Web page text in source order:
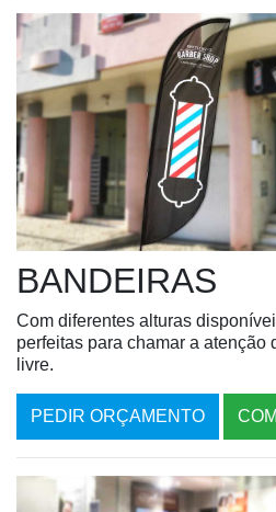
BANDEIRAS
Com diferentes alturas
perfeitas para chamar a atenção
livre.
PEDIR ORÇAMENTO